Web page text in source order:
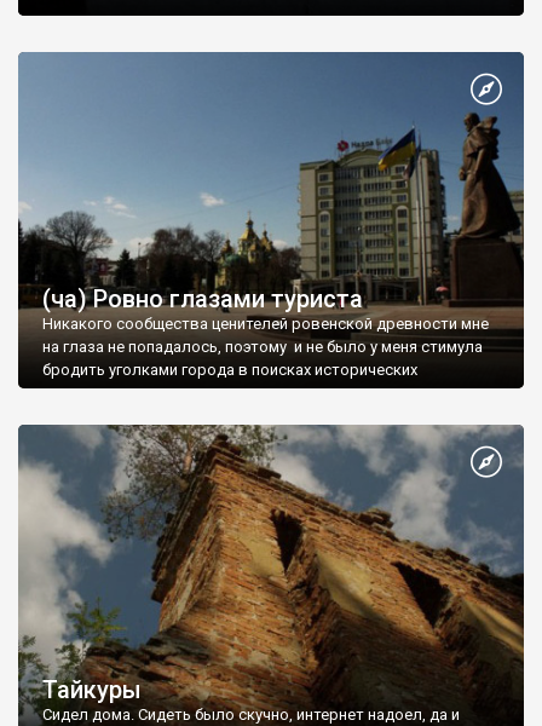
(ча) Ровно глазами туриста
Никакого сообщества ценителей ровенской древности мне
на глаза не попадалось, поэтому и не было у меня стимула
бродить уголками города в поисках исторических
достопримечательно
Тайкуры
Сидел дома. Сидеть было скучно, интернет надоел, да и